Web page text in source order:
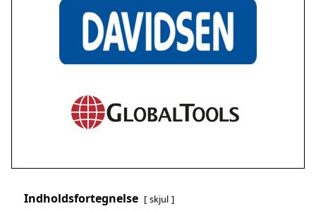
Indholdsfortegnelse skjul